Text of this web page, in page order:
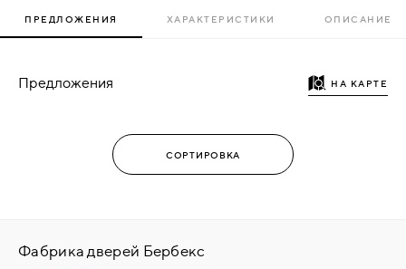
ПРЕДЛОЖЕНИЯ ХАРАКТЕРИСТИКИ ОПИСАНИЕ
Предложения НА КАРТЕ
Фабрика дверей Бербекс